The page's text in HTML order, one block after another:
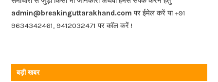
o
k
admin@breakinguttarakhand.com पर ईमेल करें या +91
9634342461, 9412032471 पर कॉल करें !
बड़ी खबर